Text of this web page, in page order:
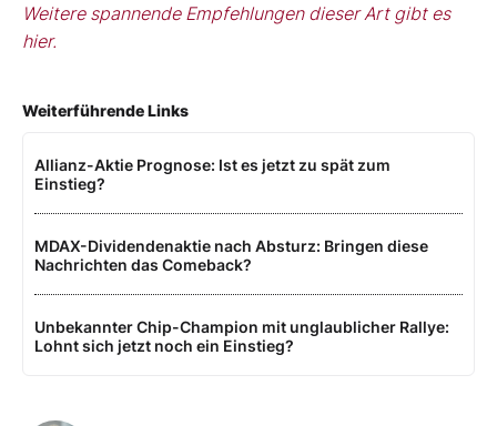
Weitere spannende Empfehlungen dieser Art gibt es
hier.
Weiterführende Links
Allianz-Aktie Prognose: Ist es jetzt zu spät zum
Einstieg?
MDAX-Dividendenaktie nach Absturz: Bringen diese
Nachrichten das Comeback?
Unbekannter Chip-Champion mit unglaublicher Rallye:
Lohnt sich jetzt noch ein Einstieg?